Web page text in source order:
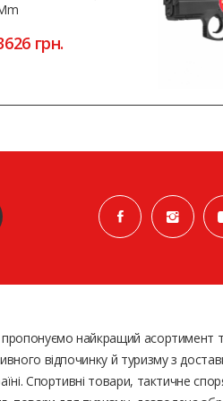
грн.
найкращий асортимент
відпочинку й туризму з
Спортивні товари, тактичне